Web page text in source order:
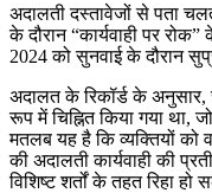
अदालती दस्तावेजों से पता
के दौरान “कार्यवाही पर
2024 को सुनवाई के दौरान
अदालत के रिकॉर्ड के अनुसार,
रूप में चिह्नित किया गया था,
मतलब यह है कि व्यक्तियों को
की अदालती कार्यवाही की
विशिष्ट शर्तों के तहत रिहा हो